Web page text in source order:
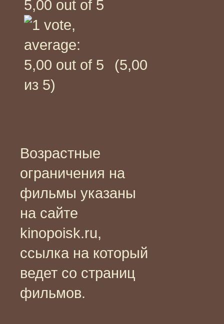
(5,00
из 5)
Возрастные
ограничения на
фильмы указаны
на сайте
kinopoisk.ru,
ссылка на который
ведет со страниц
фильмов.